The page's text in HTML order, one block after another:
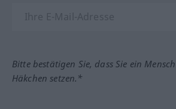
Bitte bestätigen Sie, dass Sie ein
Häkchen setzen.*